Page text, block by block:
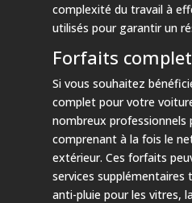
complexité du travail à
utilisés pour garantir un
Forfaits
Si vous souhaitez
complet pour votre
nombreux
comprenant à la fois le
extérieur. Ces forfaits
services
anti-pluie pour les vitres,